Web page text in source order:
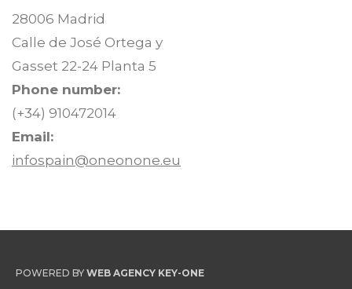
28006 Madrid
Calle de José Ortega y
Gasset 22-24 Planta 5
Phone number:
(+34) 910472014
Email:
infospain@oneonone.eu
POWERED BY WEB AGENCY KEY-ONE